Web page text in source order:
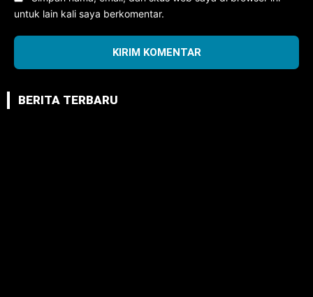
untuk lain kali saya berkomentar.
BERITA TERBARU